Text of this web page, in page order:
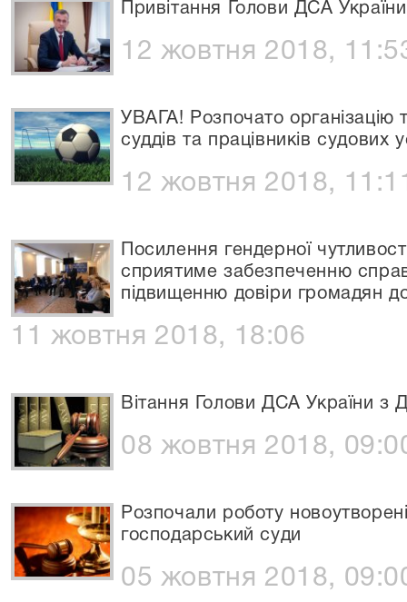
Привітання Голови ДСА
12 жовтня 2018,
УВАГА! Розпочато організацію
суддів та працівників судових
12 жовтня 2018,
Посилення гендерної
сприятиме забезпеченню
підвищенню довіри громадян
11 жовтня 2018, 18:06
Вітання Голови ДСА України з
08 жовтня 2018,
Розпочали роботу
господарський суди
05 жовтня 2018,